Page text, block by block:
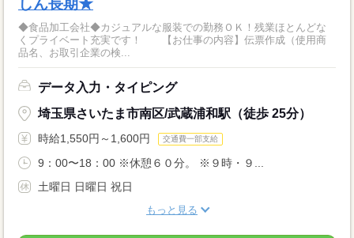
しん長期★
◆食品加工会社◆カジュアルな服装での勤務ＯＫ！残業ほとんどな
くプライベート充実です！ 【お仕事の内容】伝票作成（使用商
品名、お取引企業の検...
データ入力・タイピング
埼玉県さいたま市南区/武蔵浦和駅（徒歩 25分）
時給1,550円～1,600円 交通費一部支給
9：00〜18：00 ※休憩６０分。 ※９時・９...
土曜日 日曜日 祝日
もっと見る